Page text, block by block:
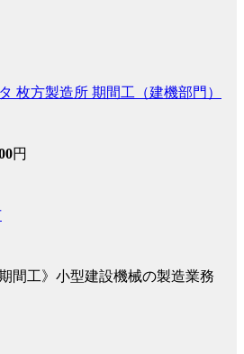
枚方製造所 期間工（建機部門）
円
間工》小型建設機械の製造業務